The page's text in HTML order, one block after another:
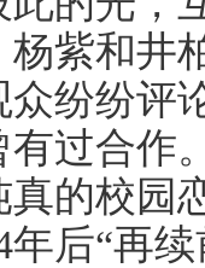
紫和井
众纷纷评
有过合作
真的校园
年后“再